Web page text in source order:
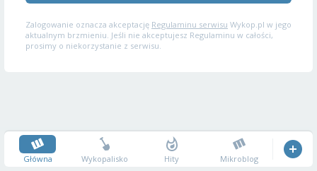
Zalogowanie oznacza akceptację Regulaminu serwisu Wykop.pl w jego
aktualnym brzmieniu. Jeśli nie akceptujesz Regulaminu w całości,
prosimy o niekorzystanie z serwisu.
Główna Wykopalisko Hity Mikroblog